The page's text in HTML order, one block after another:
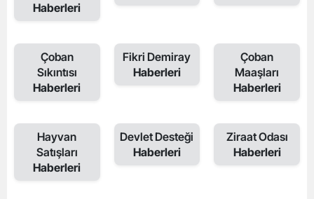
Haberleri
Çoban
Sıkıntısı
Haberleri
Fikri Demiray
Haberleri
Çoban
Maaşları
Haberleri
Hayvan
Satışları
Haberleri
Devlet Desteği
Haberleri
Ziraat Odası
Haberleri